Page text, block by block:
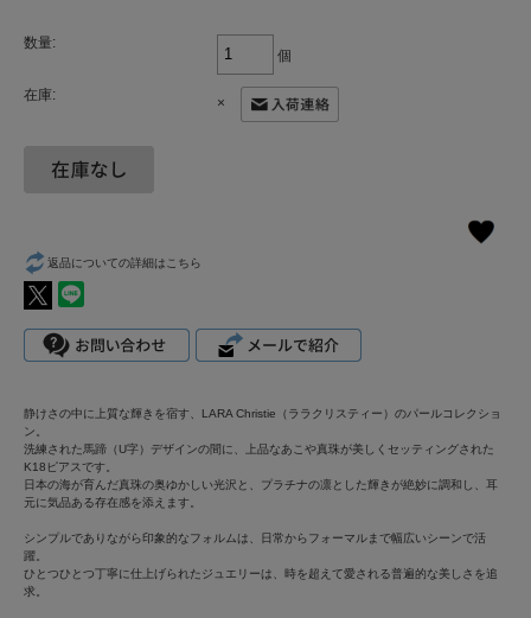
数量:
個
在庫:
×
返品についての詳細はこちら
静けさの中に上質な輝きを宿す、LARA Christie（ララクリスティー）のパールコレクショ
ン。
洗練された馬蹄（U字）デザインの間に、上品なあこや真珠が美しくセッティングされた
K18ピアスです。
日本の海が育んだ真珠の奥ゆかしい光沢と、プラチナの凛とした輝きが絶妙に調和し、耳
元に気品ある存在感を添えます。
シンプルでありながら印象的なフォルムは、日常からフォーマルまで幅広いシーンで活
躍。
ひとつひとつ丁寧に仕上げられたジュエリーは、時を超えて愛される普遍的な美しさを追
求。